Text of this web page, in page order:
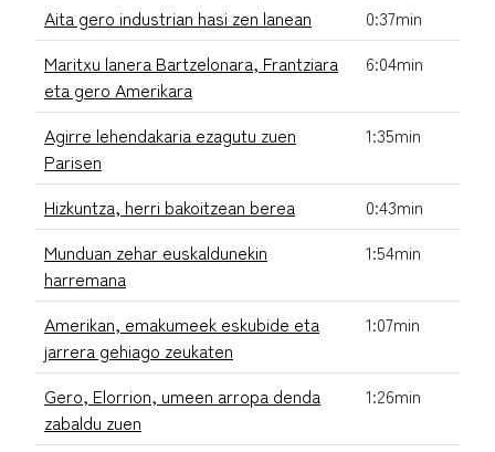
Aita gero industrian hasi zen lanean
0:37min
Maritxu lanera Bartzelonara, Frantziara
eta gero Amerikara
6:04min
Agirre lehendakaria ezagutu zuen
Parisen
1:35min
Hizkuntza, herri bakoitzean berea
0:43min
Munduan zehar euskaldunekin
harremana
1:54min
Amerikan, emakumeek eskubide eta
jarrera gehiago zeukaten
1:07min
Gero, Elorrion, umeen arropa denda
zabaldu zuen
1:26min